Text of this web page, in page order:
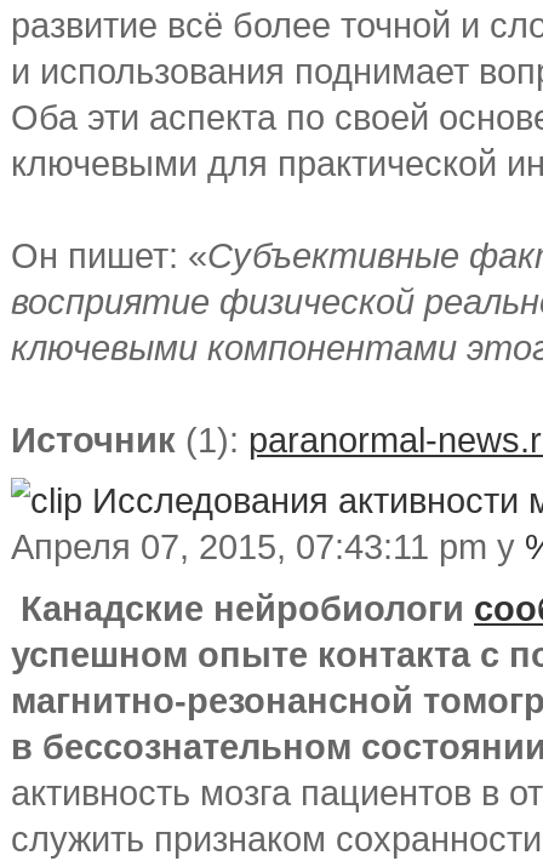
развитие всё более точной и
и использования поднимает
Оба эти аспекта по своей
ключевыми для практической
Он пишет: «Субъективные
восприятие физической
ключевыми компонентами
Источник (1): paranormal-
Исследования активности
Апреля 07, 2015, 07:43:11 pm у
Канадские нейробиологи
успешном опыте контакта с
магнитно-резонансной
в бессознательном
активность мозга пациентов в
служить признаком